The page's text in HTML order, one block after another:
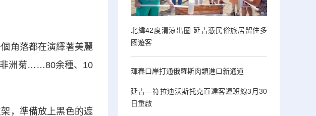
角落都在演繹著美麗
非洲菊……80余種、10
，準備放上黑色的遮
北緯42度清涼出圈 延吉憑民俗旅居留住多
國遊客
琿春口岸打通俄羅斯肉類進口新通道
延吉—符拉迪沃斯托克直達客運班線3月30
日重啟